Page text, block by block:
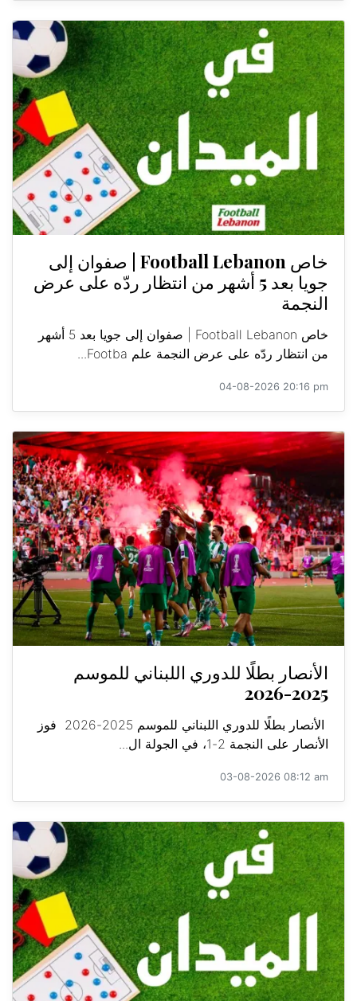
خاص Football Lebanon | صفوان إلى
جويا بعد 5 أشهر من انتظار ردّه على عرض
النجمة
خاص Football Lebanon | صفوان إلى جويا بعد 5 أشهر
من انتظار ردّه على عرض النجمة علم Footba...
04-08-2026 20:16 pm
الأنصار بطلًا للدوري اللبناني للموسم
2025-2026
الأنصار بطلًا للدوري اللبناني للموسم 2025-2026 فوز
الأنصار على النجمة 2-1، في الجولة ال...
03-08-2026 08:12 am